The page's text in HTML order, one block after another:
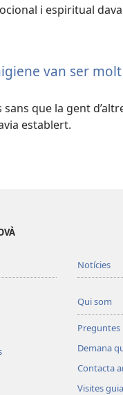
i espiritual
van ser
que la gent
establert.
Notícies
Qui som
Demana
Contacta
Visites